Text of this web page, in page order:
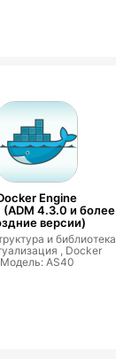
Engine
(ADM 4.3.0 и более
версии)
и библиотека
, Docker
Модель: AS40